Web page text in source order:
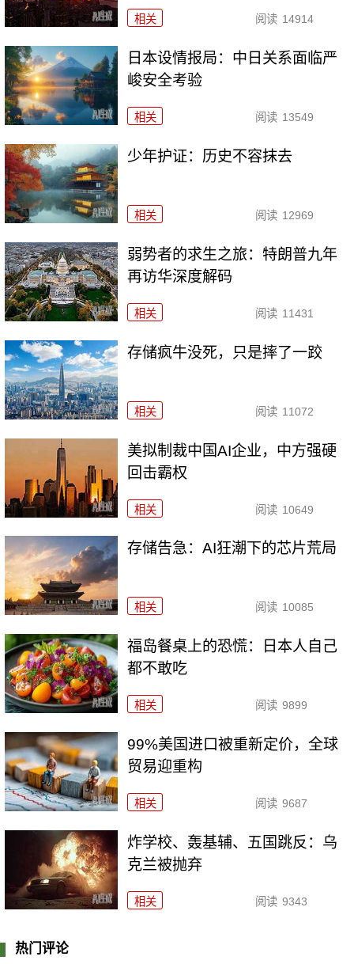
相关 阅读 14914
日本设情报局：中日关系面临严
峻安全考验
相关 阅读 13549
少年护证：历史不容抹去
相关 阅读 12969
弱势者的求生之旅：特朗普九年
再访华深度解码
相关 阅读 11431
存储疯牛没死，只是摔了一跤
相关 阅读 11072
美拟制裁中国AI企业，中方强硬
回击霸权
相关 阅读 10649
存储告急：AI狂潮下的芯片荒局
相关 阅读 10085
福岛餐桌上的恐慌：日本人自己
都不敢吃
相关 阅读 9899
99%美国进口被重新定价，全球
贸易迎重构
相关 阅读 9687
炸学校、轰基辅、五国跳反：乌
克兰被抛弃
相关 阅读 9343
热门评论